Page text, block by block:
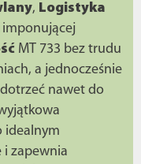
, Logistyka
imponującej
MT 733 bez trudu
a jednocześnie
nawet do
idealnym
zapewnia